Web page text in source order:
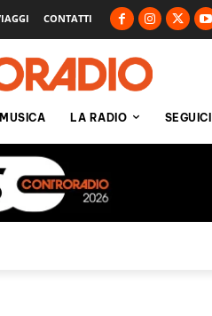
CONTATTI
MUSICA LA RADIO SEGUICI